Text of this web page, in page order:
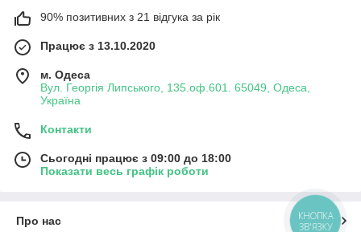
90% позитивних з 21 відгука за рік
Працює з 13.10.2020
м. Одеса
Вул. Георгія Липського, 135.оф.601. 65049, Одеса,
Україна
Контакти
Сьогодні працює з 09:00 до 18:00
Показати весь графік роботи
Про нас
КНОПКА
ЗВ'ЯЗКУ